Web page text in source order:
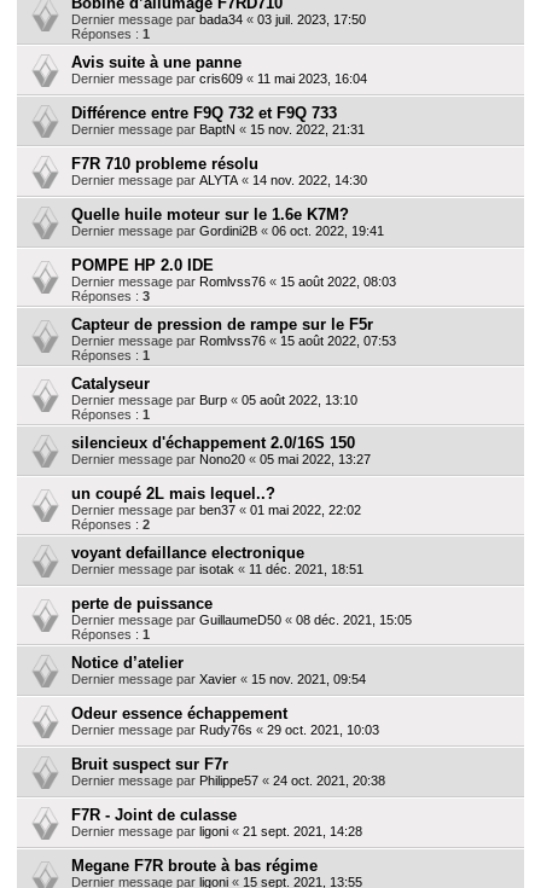
Dernier message par bada34 « 03 juil. 2023, 17:50
Réponses : 1
Avis suite à une panne
Dernier message par cris609 « 11 mai 2023, 16:04
Différence entre F9Q 732 et F9Q 733
Dernier message par BaptN « 15 nov. 2022, 21:31
F7R 710 probleme résolu
Dernier message par ALYTA « 14 nov. 2022, 14:30
Quelle huile moteur sur le 1.6e K7M?
Dernier message par Gordini2B « 06 oct. 2022, 19:41
POMPE HP 2.0 IDE
Dernier message par Romlvss76 « 15 août 2022, 08:03
Réponses : 3
Capteur de pression de rampe sur le F5r
Dernier message par Romlvss76 « 15 août 2022, 07:53
Réponses : 1
Catalyseur
Dernier message par Burp « 05 août 2022, 13:10
Réponses : 1
silencieux d'échappement 2.0/16S 150
Dernier message par Nono20 « 05 mai 2022, 13:27
un coupé 2L mais lequel..?
Dernier message par ben37 « 01 mai 2022, 22:02
Réponses : 2
voyant defaillance electronique
Dernier message par isotak « 11 déc. 2021, 18:51
perte de puissance
Dernier message par GuillaumeD50 « 08 déc. 2021, 15:05
Réponses : 1
Notice d’atelier
Dernier message par Xavier « 15 nov. 2021, 09:54
Odeur essence échappement
Dernier message par Rudy76s « 29 oct. 2021, 10:03
Bruit suspect sur F7r
Dernier message par Philippe57 « 24 oct. 2021, 20:38
F7R - Joint de culasse
Dernier message par ligoni « 21 sept. 2021, 14:28
Megane F7R broute à bas régime
Dernier message par ligoni « 15 sept. 2021, 13:55